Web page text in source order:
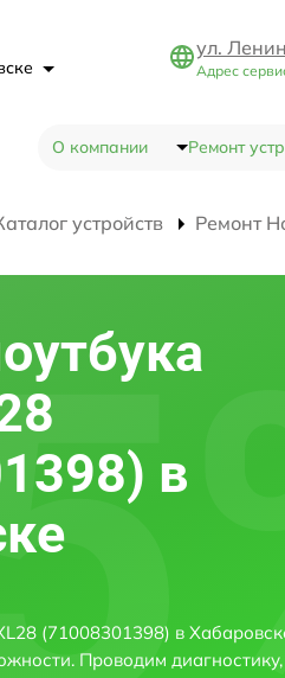
ул.
Адрес
О компании Ремонт
устройств Ремонт
в
(71008301398) в
Проводим